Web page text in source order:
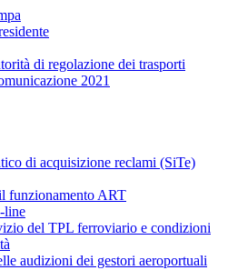
di regolazione dei trasporti
2021
di acquisizione reclami (SiTe)
funzionamento ART
line
del TPL ferroviario e condizioni
audizioni dei gestori aeroportuali